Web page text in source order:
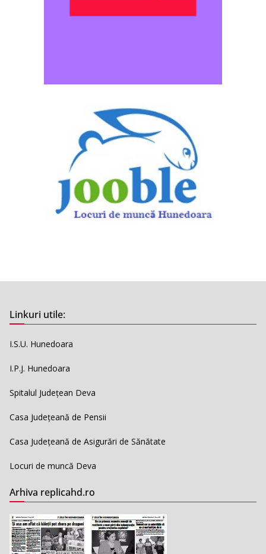
Linkuri utile:
I.S.U. Hunedoara
I.P.J. Hunedoara
Spitalul Județean Deva
Casa Județeană de Pensii
Casa Județeană de Asigurări de Sănătate
Locuri de muncă Deva
Arhiva replicahd.ro